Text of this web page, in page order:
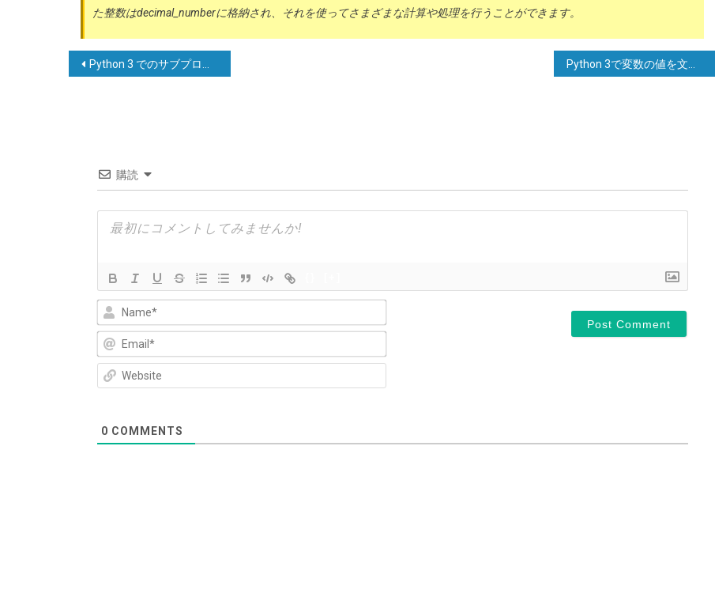
た整数はdecimal_numberに格納され、それを使ってさまざまな計算や処理を行うことができます。
投 Python 3 でのサブプロセスの出力を非表示にする方法
購読
Name*
Email*
0 COMMENTS